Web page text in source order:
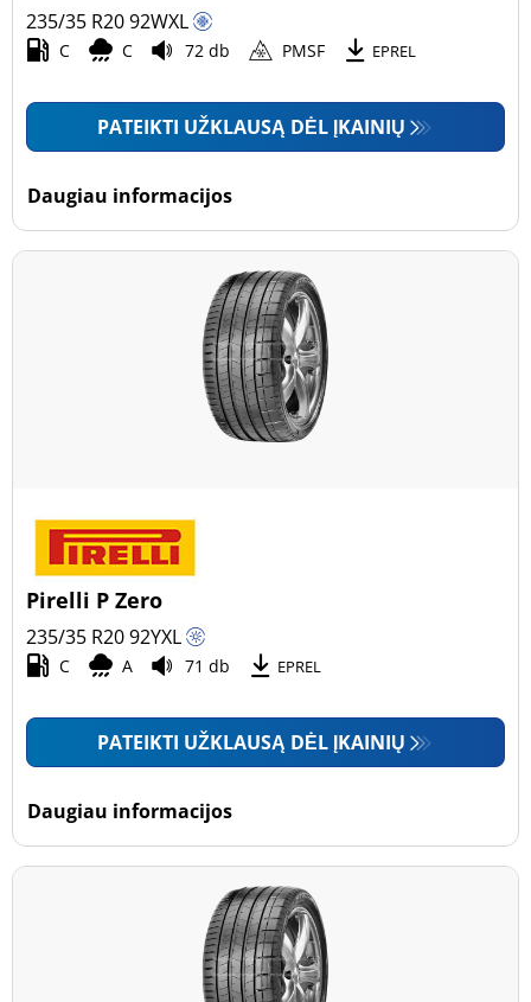
235/35 R2092WXL
C C 72 db PMSF EPREL
PATEIKTI UŽKLAUSĄ DĖL ĮKAINIŲ
Daugiau informacijos
Pirelli P Zero
235/35 R2092YXL
C A 71 db EPREL
PATEIKTI UŽKLAUSĄ DĖL ĮKAINIŲ
Daugiau informacijos